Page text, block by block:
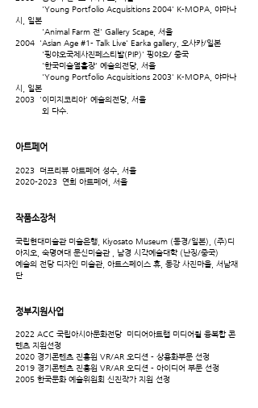
'Young Portfolio Acquisitions 2004' K-MOPA, 야마나
시, 일본
'Animal Farm 전' Gallery Scape, 서울
2004 'Asian Age #1- Talk Live' Earka gallery, 오사카/일본
'핑야오국제사진페스티발(PIP)' 핑야오/ 중국
'한국미술열흘장' 예술의전당, 서울
'Young Portfolio Acquisitions 2003' K-MOPA, 야마나
시, 일본
2003 '이미지코리아' 예술의전당, 서울
외 다수.
아트페어
2023 더프리뷰 아트페어 성수, 서울
2020-2023 연희 아트페어, 서울
작품소장처
국립현대미술관 미술은행, Kiyosato Museum (동경/일본), (주)디
아지오, 숙명여대 문신미술관 , 남경 시각예술대학 (난징/중국)
예술의 전당 디자인 미술관, 아트스페이스 휴, 동강 사진마을, 서남재
단
정부지원사업
2022 ACC 국립아시아문화전당 미디어아트랩 미디어월 융복합 콘
텐츠 지원선정
2020 경기콘텐츠 진흥원 VR/AR 오디션 - 상용화부문 선정
2019 경기콘텐츠 진흥원 VR/AR 오디션 - 아이디어 부문 선정
2005 한국문화 예술위원회 신진작가 지원 선정